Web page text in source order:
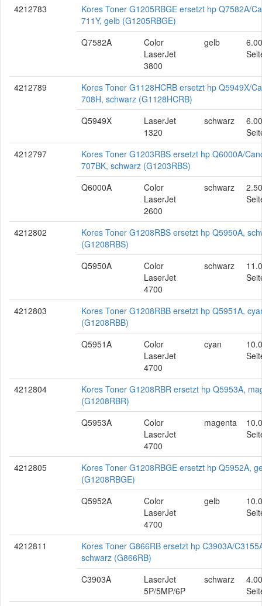
4212783
Kores Toner G1205RBGE ersetzt hp Q7582A/
711Y, gelb (G1205RBGE)
Q7582A
Color
LaserJet
3800
gelb
4212789
Kores Toner G1128HCRB ersetzt hp Q5949X/
708H, schwarz (G1128HCRB)
Q5949X
LaserJet
1320
schwarz
4212797
Kores Toner G1203RBS ersetzt hp Q6000A/
707BK, schwarz (G1203RBS)
Q6000A
Color
LaserJet
2600
schwarz
4212802
Kores Toner G1208RBS ersetzt hp Q5950A,
(G1208RBS)
Q5950A
Color
LaserJet
4700
schwarz
4212803
Kores Toner G1208RBB ersetzt hp Q5951A,
(G1208RBB)
Q5951A
Color
LaserJet
4700
cyan
4212804
Kores Toner G1208RBR ersetzt hp Q5953A,
(G1208RBR)
Q5953A
Color
LaserJet
4700
magenta
4212805
Kores Toner G1208RBGE ersetzt hp Q5952A,
(G1208RBGE)
Q5952A
Color
LaserJet
4700
gelb
4212811
Kores Toner G866RB ersetzt hp C3903A/
schwarz (G866RB)
C3903A
LaserJet
5P/5MP/6P
schwarz